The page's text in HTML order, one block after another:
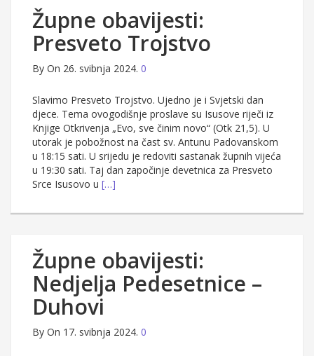
Župne obavijesti:
Presveto Trojstvo
By On 26. svibnja 2024. 0
Slavimo Presveto Trojstvo. Ujedno je i Svjetski dan
djece. Tema ovogodišnje proslave su Isusove riječi iz
Knjige Otkrivenja „Evo, sve činim novo“ (Otk 21,5). U
utorak je pobožnost na čast sv. Antunu Padovanskom
u 18:15 sati. U srijedu je redoviti sastanak župnih vijeća
u 19:30 sati. Taj dan započinje devetnica za Presveto
Srce Isusovo u […]
Župne obavijesti:
Nedjelja Pedesetnice –
Duhovi
By On 17. svibnja 2024. 0